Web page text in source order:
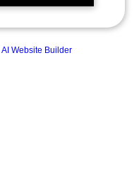
AI Website Builder